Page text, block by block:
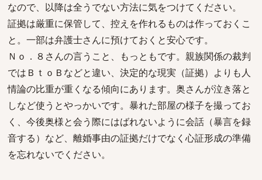
なので、以降は全うでない方法に気をつけてください。
証拠は厳重に保管して、控えを作れるものは作っておくこ
と。一部は弁護士さんに預けておくと安心です。
Ｎｏ．８さんの言うこと、もっともです。親族関係の裁判
ではＢｔｏＢなどと違い、決定的な現実（証拠）よりも人
情論の比重が重くなる傾向にあります。奥さんが泣き落と
しなど使うとやっかいです。暴れた部屋の様子を撮ってお
く、今後奥様と会う際にはばれないように会話（暴言を録
音する）など、離婚事由の証拠だけでなく心証形成の準備
を忘れないでください。